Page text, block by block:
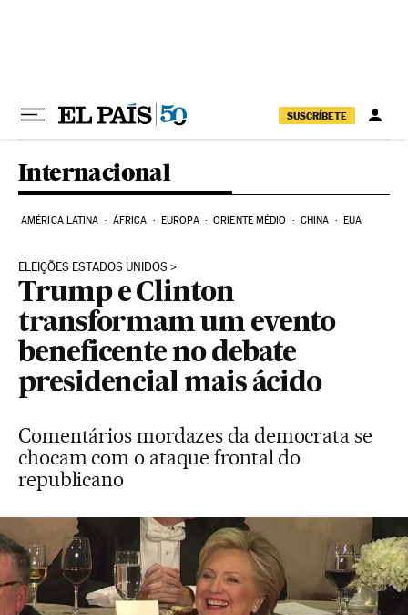
SUSCRÍBETE
Internacional
AMÉRICA LATINA ÁFRICA EUROPA ORIENTE MÉDIO CHINA EUA
ELEIÇÕES ESTADOS UNIDOS
Trump e Clinton
transformam um evento
beneficente no debate
presidencial mais ácido
Comentários mordazes da democrata se
chocam com o ataque frontal do
republicano